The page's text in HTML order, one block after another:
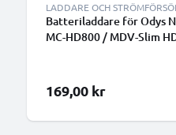
LADDARE OCH
Batteriladdare för Odys
MC-HD800 / MDV-Slim
169,00 kr